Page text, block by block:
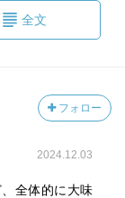
全文
フォロー
2024.12.03
全体的に大味